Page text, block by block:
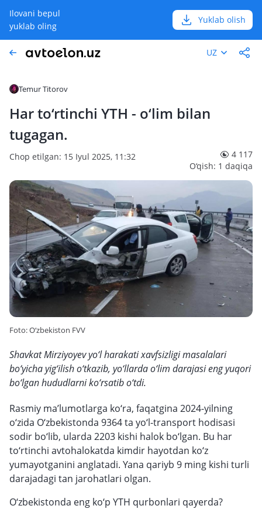
Ilovani bepul
yuklab oling
Yuklab olish
UZ
Temur Titorov
Har to‘rtinchi YTH - o‘lim bilan
tugagan.
Chop etilgan: 15 Iyul 2025, 11:32
4 117
O‘qish: 1 daqiqa
Foto: O‘zbekiston FVV
Shavkat Mirziyoyev yo‘l harakati xavfsizligi masalalari
bo‘yicha yig‘ilish o‘tkazib, yo‘llarda o‘lim darajasi eng yuqori
bo‘lgan hududlarni ko‘rsatib o‘tdi.
Rasmiy ma’lumotlarga ko‘ra, faqatgina 2024-yilning
o‘zida O‘zbekistonda 9364 ta yo‘l-transport hodisasi
sodir bo‘lib, ularda 2203 kishi halok bo‘lgan. Bu har
to‘rtinchi avtohalokatda kimdir hayotdan ko‘z
yumayotganini anglatadi. Yana qariyb 9 ming kishi turli
darajadagi tan jarohatlari olgan.
O‘zbekistonda eng ko‘p YTH qurbonlari qayerda?